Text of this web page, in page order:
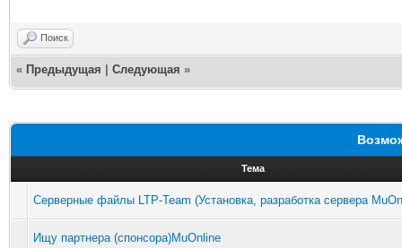
Поиск
« Предыдущая Следующая »
Тема
Серверные файлы LTP-Team (Установка, разработка сервера
Ищу партнера (спонсора)MuOnline